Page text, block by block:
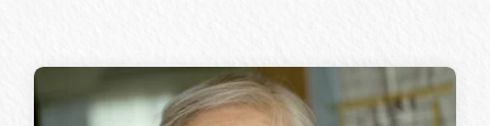
えんがわのプロジェクト
えんがわスケッチのこと